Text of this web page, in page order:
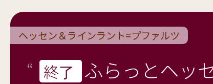
ヘッセン＆ラインラント=プファルツ
終了 ふらっとヘ